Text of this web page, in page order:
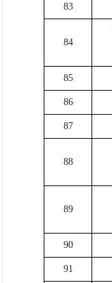
83
84
85
86
87
88
89
90
91